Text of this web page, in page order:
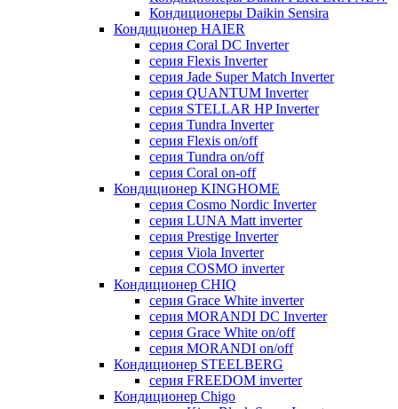
Кондиционеры Daikin Sensira
Кондиционер HAIER
серия Coral DC Inverter
серия Flexis Inverter
серия Jade Super Match Inverter
серия QUANTUM Inverter
серия STELLAR HP Inverter
серия Tundra Inverter
серия Flexis on/off
серия Tundra on/off
серия Coral on-off
Кондиционер KINGHOME
серия Cosmo Nordic Inverter
серия LUNA Matt inverter
серия Prestige Inverter
серия Viola Inverter
серия COSMO inverter
Кондиционер CHIQ
серия Grace White inverter
серия MORANDI DC Inverter
серия Grace White on/off
серия MORANDI on/off
Кондиционер STEELBERG
серия FREEDOM inverter
Кондиционер Chigo